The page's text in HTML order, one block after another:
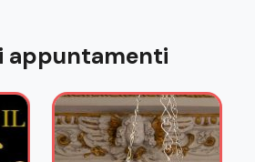
appuntamenti